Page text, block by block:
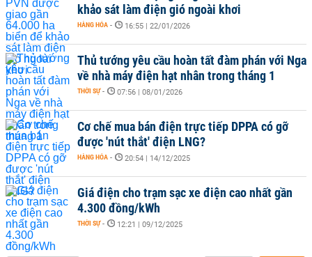
khảo sát làm điện gió ngoài khơi
HÀNG HÓA - 16:55 | 22/01/2026
Thủ tướng yêu cầu hoàn tất đàm phán với Nga
về nhà máy điện hạt nhân trong tháng 1
THỜI SỰ - 07:56 | 08/01/2026
Cơ chế mua bán điện trực tiếp DPPA có gỡ
được 'nút thắt' điện LNG?
HÀNG HÓA - 20:54 | 14/12/2025
Giá điện cho trạm sạc xe điện cao nhất gần
4.300 đồng/kWh
THỜI SỰ - 12:21 | 09/12/2025